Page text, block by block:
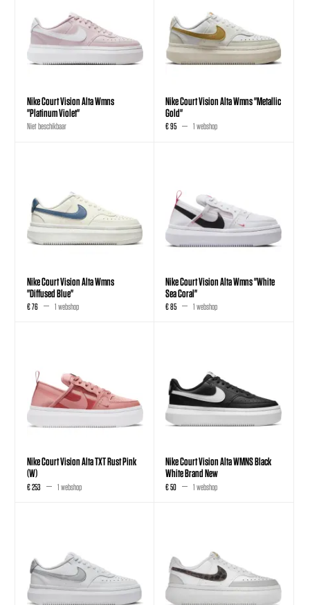
Nike Court Vision Alta Wmns
"Platinum Violet"
Niet beschikbaar
Nike Court Vision Alta Wmns "Metallic
Gold"
€ 95 1 webshop
Nike Court Vision Alta Wmns
"Diffused Blue"
€ 76 1 webshop
Nike Court Vision Alta Wmns "White
Sea Coral"
€ 85 1 webshop
Nike Court Vision Alta TXT Rust Pink
(W)
€ 253 1 webshop
Nike Court Vision Alta WMNS Black
White Brand New
€ 50 1 webshop